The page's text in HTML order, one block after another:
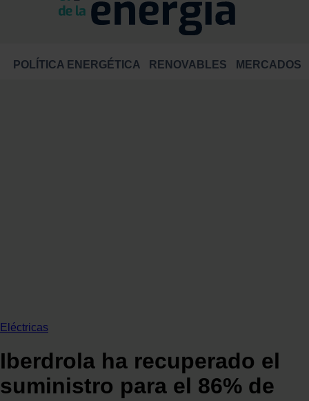
POLÍTICA ENERGÉTICA RENOVABLES MERCADOS
Eléctricas
Iberdrola ha recuperado el
suministro para el 86% de